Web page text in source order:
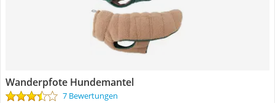
Wanderpfote Hundemantel
7 Bewertungen